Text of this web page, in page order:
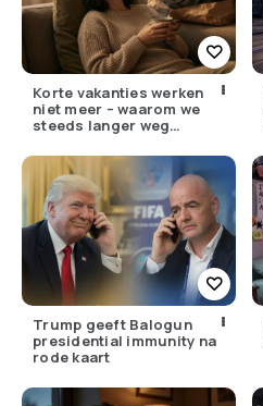
Korte vakanties werken
niet meer – waarom we
steeds langer weg
Trump geeft Balogun
presidential immunity na
rode kaart